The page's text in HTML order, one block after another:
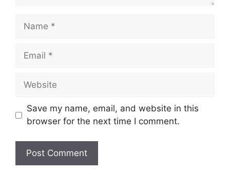
Name
Email
Website
Save my name, email, and website in this
browser for the next time I comment.